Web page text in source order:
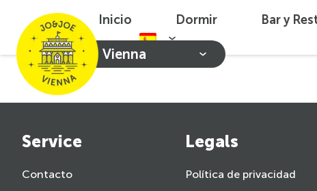
Vienna
Inicio Dormir Bar y
Service
Contacto
Legals
Política de privacidad